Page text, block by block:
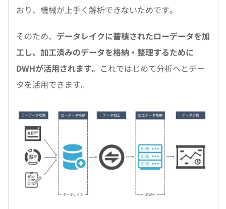
おり、機械が上手く解析できないためです。
そのため、 データレイクに蓄積されたローデータを加
工し、加工済みのデータを格納・整理するために
DWHが活用されます。 これではじめて分析へとデー
タを活用できます。